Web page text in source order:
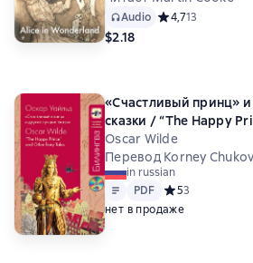
Audio Средний рейтинг
4,713
$2.18
«Счастливый принц»
сказки / “The Happy
Tales (+MP3)
Oscar Wilde
Перевод Korney
in russian
Text
PDF
PDF Средний
53
нет в продаже